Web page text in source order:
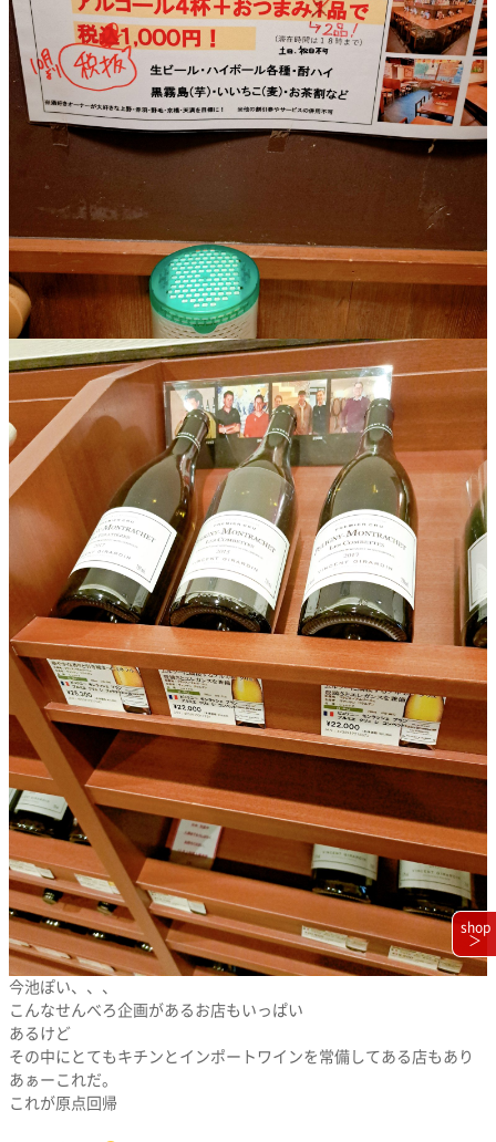
今池ぽい、、、
こんなせんべろ企画があるお店もいっぱい
あるけど
その中にとてもキチンとインポートワインを常備してある店もあり
あぁーこれだ。
これが原点回帰
shop
＞